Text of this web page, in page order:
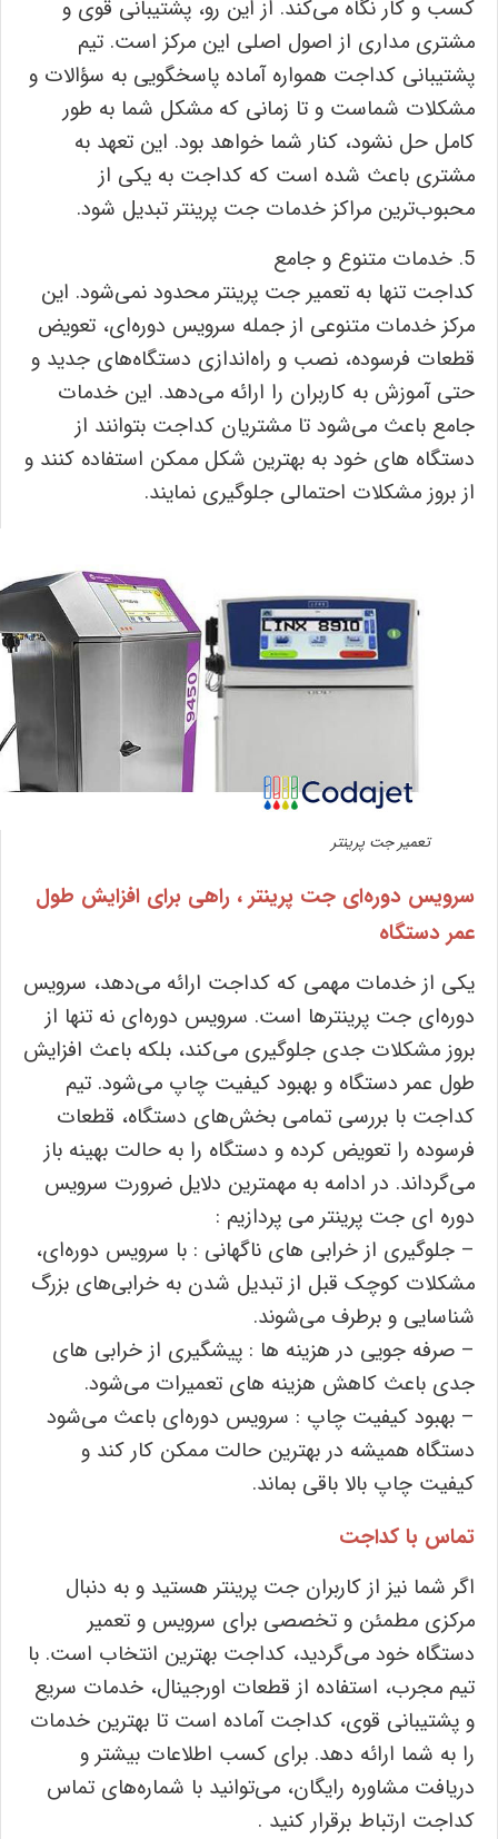
کسب ‌و کار نگاه می‌کند. از این رو، پشتیبانی قوی و
مشتری مداری از اصول اصلی این مرکز است. تیم
پشتیبانی کداجت همواره آماده پاسخگویی به سؤالات و
مشکلات شماست و تا زمانی که مشکل شما به طور
کامل حل نشود، کنار شما خواهد بود. این تعهد به
مشتری باعث شده است که کداجت به یکی از
محبوب‌ترین مراکز خدمات جت پرینتر تبدیل شود.
کداجت تنها به تعمیر جت پرینتر محدود نمی‌شود. این
مرکز خدمات متنوعی از جمله سرویس دوره‌ای، تعویض
قطعات فرسوده، نصب و راه‌اندازی دستگاه‌های جدید و
حتی آموزش به کاربران را ارائه می‌دهد. این خدمات
جامع باعث می‌شود تا مشتریان کداجت بتوانند از
دستگاه ‌های خود به بهترین شکل ممکن استفاده کنند و
از بروز مشکلات احتمالی جلوگیری نمایند.
تعمیر جت پرینتر
سرویس دوره‌ای جت پرینتر ، راهی برای افزایش طول
عمر دستگاه
یکی از خدمات مهمی که کداجت ارائه می‌دهد، سرویس
دوره‌ای جت پرینترها است. سرویس دوره‌ای نه تنها از
بروز مشکلات جدی جلوگیری می‌کند، بلکه باعث افزایش
طول عمر دستگاه و بهبود کیفیت چاپ می‌شود. تیم
کداجت با بررسی تمامی بخش‌های دستگاه، قطعات
فرسوده را تعویض کرده و دستگاه را به حالت بهینه باز
می‌گرداند. در ادامه به مهمترین دلایل ضرورت سرویس
دوره ای جت پرینتر می پردازیم :
– جلوگیری از خرابی ‌های ناگهانی : با سرویس دوره‌ای،
مشکلات کوچک قبل از تبدیل شدن به خرابی‌های بزرگ
شناسایی و برطرف می‌شوند.
– صرفه‌ جویی در هزینه‌ ها : پیشگیری از خرابی ‌های
جدی باعث کاهش هزینه‌ های تعمیرات می‌شود.
– بهبود کیفیت چاپ : سرویس دوره‌ای باعث می‌شود
دستگاه همیشه در بهترین حالت ممکن کار کند و
کیفیت چاپ بالا باقی بماند.
تماس با کداجت
اگر شما نیز از کاربران جت پرینتر هستید و به دنبال
مرکزی مطمئن و تخصصی برای سرویس و تعمیر
دستگاه خود می‌گردید، کداجت بهترین انتخاب است. با
تیم مجرب، استفاده از قطعات اورجینال، خدمات سریع
و پشتیبانی قوی، کداجت آماده است تا بهترین خدمات
را به شما ارائه دهد. برای کسب اطلاعات بیشتر و
دریافت مشاوره رایگان، می‌توانید با شماره‌های تماس
کداجت ارتباط برقرار کنید .